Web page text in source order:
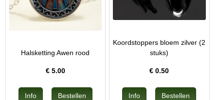
Halsketting Awen rood
€ 5.00
Koordstoppers bloem zilver (2
stuks)
€0.50